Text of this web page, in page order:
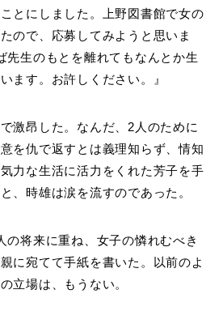
とにしました。上野図書館で女の
ので、応募してみようと思いま
先生のもとを離れてもなんとか生
ます。お許しください。』
激昂した。なんだ、2人のために
を仇で返すとは義理知らず、情知
力な生活に活力をくれた芳子を手
、時雄は涙を流すのであった。
の将来に重ね、女子の憐れむべき
に宛てて手紙を書いた。以前のよ
立場は、もうない。